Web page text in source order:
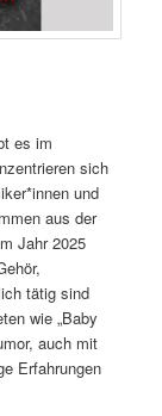
es im
sich
und
aus der
Jahr 2025
tätig sind
wie „Baby
auch mit
Erfahrungen